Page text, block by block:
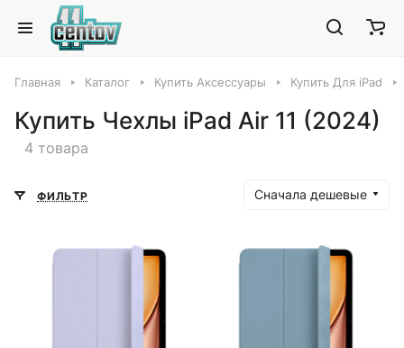
Главная Каталог Купить Аксессуары Купить Для iPad
Купить Чехлы iPad Air 11 (2024)
4 товара
ФИЛЬТР Сначала дешевые